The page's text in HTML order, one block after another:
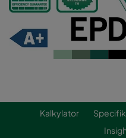
Kalkylator